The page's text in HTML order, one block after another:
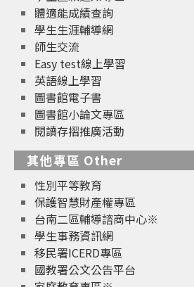
體適能成績查詢
學生生涯輔導網
師生交流
Easy test線上學習
英語線上學習
圖書館電子書
圖書館小論文專區
閱讀存摺推廣活動
其他專區 Other
性別平等教育
保護智慧財產權專區
台南二區輔導諮商中心※
學生事務資訊網
移民署ICERD專區
國教署公文公告平台